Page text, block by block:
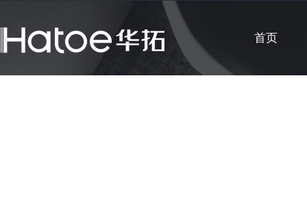
首页
公司新闻 知识课堂